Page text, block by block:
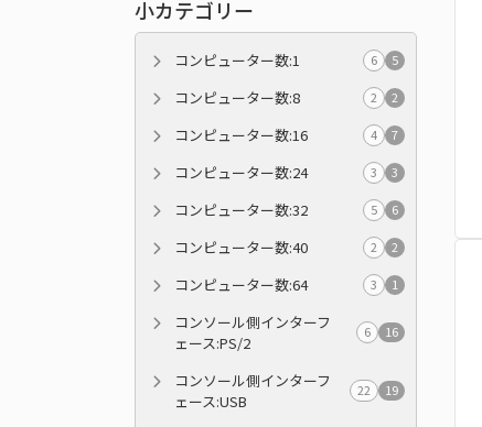
小カテゴリー
コンピューター数:1 6 5
コンピューター数:8 2 2
コンピューター数:16 4 7
コンピューター数:24 3 3
コンピューター数:32 5 6
コンピューター数:40 2 2
コンピューター数:64 3 1
コンソール側インターフ
ェース:PS/2
6 16
コンソール側インターフ
ェース:USB
22 19